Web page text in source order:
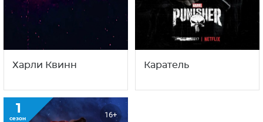
Харли Квинн Каратель
1
сезон 16+